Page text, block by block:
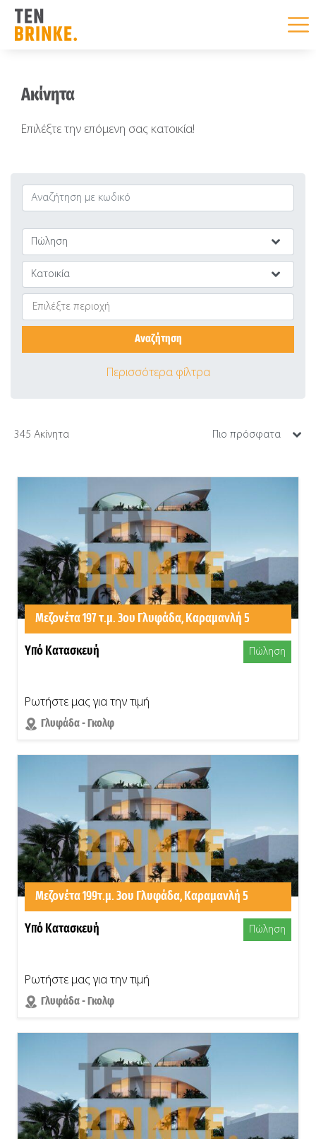
Ακίνητα
Επιλέξτε την επόμενη σας κατοικία!
Περισσότερα φίλτρα
345 Ακίνητα
Μεζονέτα 197 τ.μ. 3ου Γλυφάδα, Καραμανλή 5
Υπό Κατασκευή
Πώληση
Ρωτήστε μας για την τιμή
Γλυφάδα - Γκολφ
Μεζονέτα 199τ.μ. 3ου Γλυφάδα, Καραμανλή 5
Υπό Κατασκευή
Πώληση
Ρωτήστε μας για την τιμή
Γλυφάδα - Γκολφ